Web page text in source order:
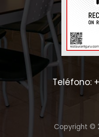
Teléfono:
Copyright ©